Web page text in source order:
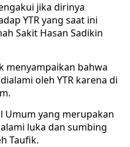
jika dirinya
YTR yang saat ini
Sakit Hasan Sadikin
menyampaikan bahwa
oleh YTR karena di
Umum yang merupakan
luka dan sumbing
Taufik.